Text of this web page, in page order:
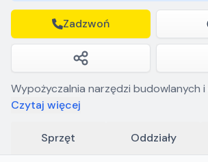
Zadzwoń
Wypożyczalnia narzędzi budowlanych
Polance Wielkiej. W swoim
DeWalt, Stihl, Metabo, Makita, Rubi,
masz.
Czytaj więcej
Sprzęt Oddziały